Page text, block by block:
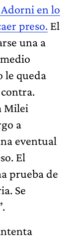
en lo
preso. El
una a
le queda
Milei
a
eventual
El
prueba de
Se